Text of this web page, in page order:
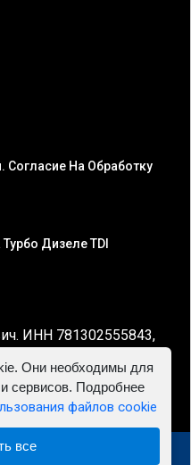
Согласие На Обработку
Дизеле TDI
ИНН 781302555843,
автомобиля -
Они необходимы для
сервисов. Подробнее
файлов cookie
все